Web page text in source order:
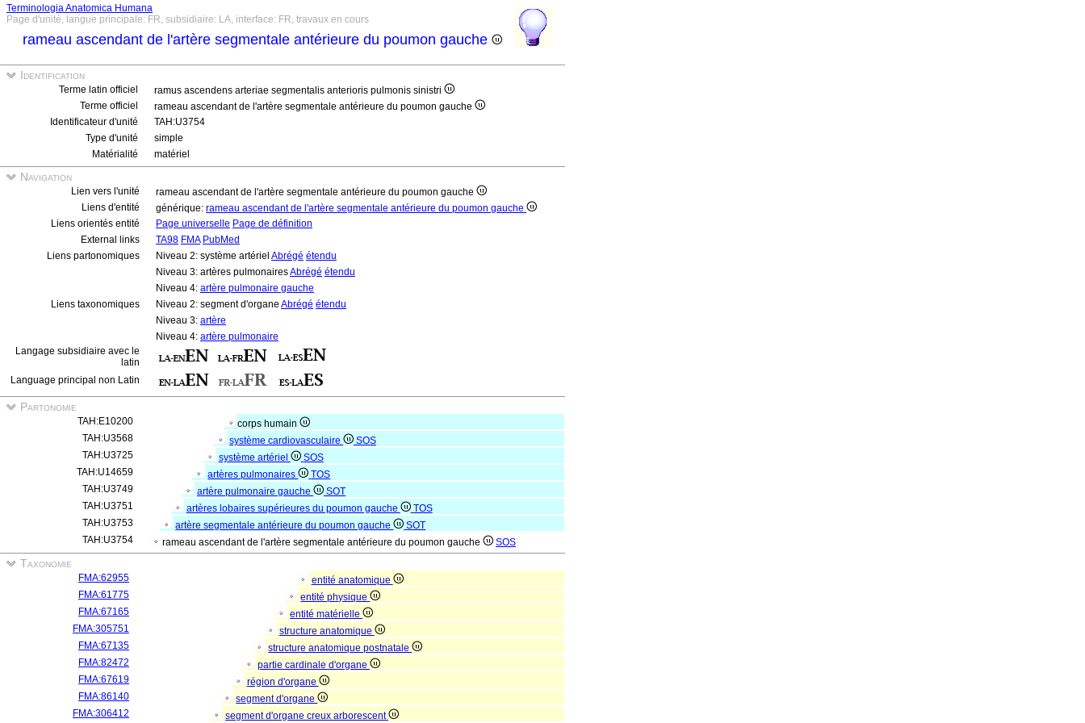
Terminologia Anatomica Humana
Page d'unité, langue principale: FR, subsidiaire: LA, interface: FR, travaux en cours
rameau ascendant de l'artère segmentale antérieure du poumon gauche
Identification
Terme latin officiel
ramus ascendens arteriae segmentalis anterioris pulmonis sinistri
Terme officiel
rameau ascendant de l'artère segmentale antérieure du poumon gauche
Identificateur d'unité
TAH:U3754
Type d'unité
simple
Matérialité
matériel
Navigation
Lien vers l'unité
rameau ascendant de l'artère segmentale antérieure du poumon gauche
Liens d'entité
générique: rameau ascendant de l'artère segmentale antérieure du poumon gauche
Liens orientés entité
Page universelle Page de définition
External links
TA98 FMA PubMed
Liens partonomiques
Niveau 2: système artériel Abrégé étendu
Niveau 3: artères pulmonairesAbrégé étendu
Niveau 4: artère pulmonaire gauche
Liens taxonomiques
Niveau 2: segment d'organe Abrégé étendu
Niveau 3: artère
Niveau 4: artère pulmonaire
Langage subsidiaire avec le
latin
Language principal non Latin
Partonomie
TAH:E10200
corps humain
TAH:U3568
système cardiovasculaire
SOS
TAH:U3725
système artériel
SOS
TAH:U14659
artères pulmonaires
TOS
TAH:U3749
artère pulmonaire gauche
SOT
TAH:U3751
artères lobaires supérieures du poumon gauche
TOS
TAH:U3753
artère segmentale antérieure du poumon gauche
SOT
TAH:U3754
rameau ascendant de l'artère segmentale antérieure du poumon gauche SOS
Taxonomie
FMA:62955
entité anatomique
FMA:61775
entité physique
FMA:67165
entité matérielle
FMA:305751
structure anatomique
FMA:67135
structure anatomique postnatale
FMA:82472
partie cardinale d'organe
FMA:67619
région d'organe
FMA:86140
segment d'organe
FMA:306412
segment d'organe creux arborescent